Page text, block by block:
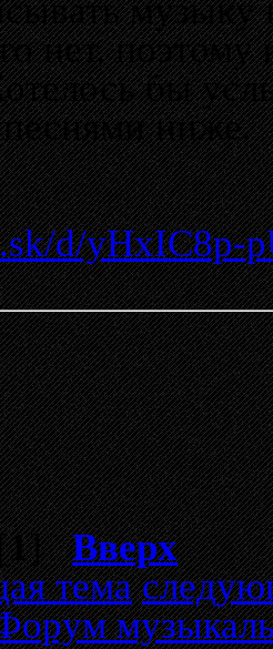
музыку
нет, поэтому
бы
ниже.
d/yHxIC8p-
1]Вверх
тема